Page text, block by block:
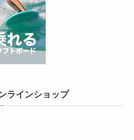
ラインショップ